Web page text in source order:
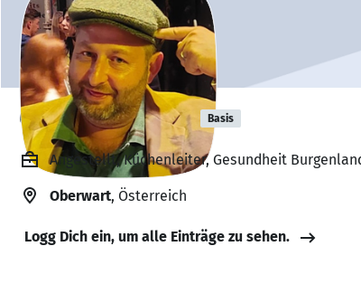
Christian Luger Basis
Angestellt, Küchenleiter, Gesundheit
Oberwart, Österreich
Logg Dich ein, um alle Einträge zu sehen.